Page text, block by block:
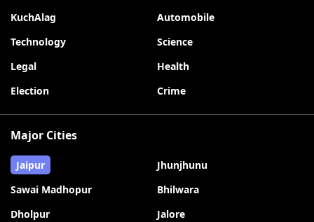
KuchAlag
Automobile
Technology
Science
Legal
Health
Election
Crime
Major Cities
Jaipur
Jhunjhunu
Sawai Madhopur
Bhilwara
Dholpur
Jalore